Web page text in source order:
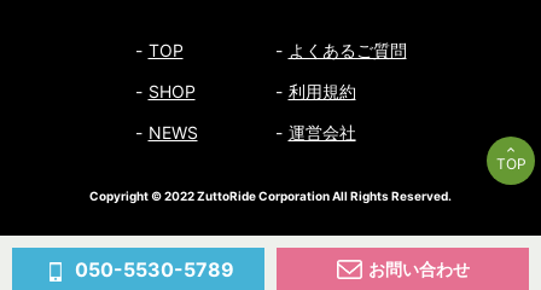
TOP
050-5530-5789 お問い合わせ
TOP
SHOP
NEWS
よくあるご質問
利用規約
運営会社
Copyright © 2022 ZuttoRide Corporation All Rights Reserved.